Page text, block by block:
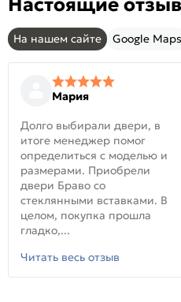
На нашем сайте Google Maps
Мария
Долго выбирали двери, в
итоге менеджер помог
определиться с моделью и
размерами. Приобрели
двери Браво со
стеклянными вставками. В
целом, покупка прошла
гладко,...
Читать весь отзыв